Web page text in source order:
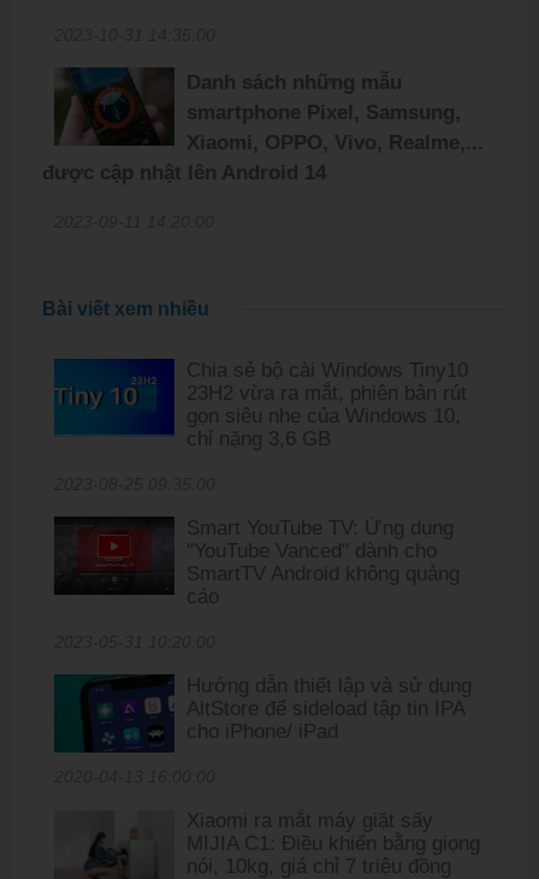
Danh sách những mẫu
smartphone Pixel, Samsung,
Xiaomi, OPPO, Vivo, Realme,...
được cập nhật lên Android 14
Bài viết xem nhiều
Chia sẻ bộ cài Windows Tiny10
23H2 vừa ra mắt, phiên bản rút
gọn siêu nhẹ của Windows 10,
chỉ nặng 3,6 GB
Smart YouTube TV: Ứng dụng
''YouTube Vanced'' dành cho
SmartTV Android không quảng
cáo
Hướng dẫn thiết lập và sử dụng
AltStore để sideload tập tin IPA
cho iPhone/ iPad
Xiaomi ra mắt máy giặt sấy
MIJIA C1: Điều khiển bằng giọng
nói, 10kg, giá chỉ 7 triệu đồng